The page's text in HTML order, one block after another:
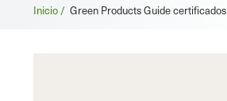
Migas
Inicio / Green Products Guide certificados